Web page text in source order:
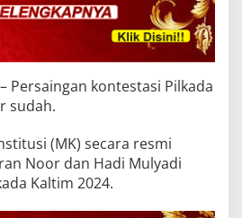
– Persaingan kontestasi Pilkada
sudah.
(MK) secara resmi
Noor dan Hadi Mulyadi
Kaltim 2024.